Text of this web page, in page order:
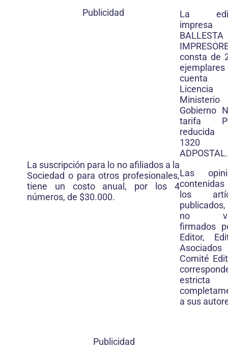
Publicidad
La suscripción para lo no afiliados a la
Sociedad o para otros profesionales,
tiene un costo anual, por los 4
números, de $30.000.
La
impresa
BALLESTA
consta de
cuenta
Gobierno
tarifa
reducida
1320
ADPOSTAL.
Las
los
no
firmados
Editor,
Comité
a sus
Publicidad